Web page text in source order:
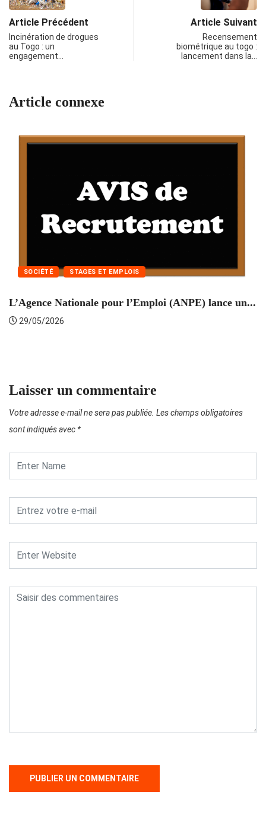
Article Précédent
Incinération de drogues
au Togo : un
engagement…
Article Suivant
Recensement
biométrique au togo :
lancement dans la…
Article connexe
SOCIÉTÉ STAGES ET EMPLOIS
L’Agence Nationale pour l’Emploi (ANPE) lance un...
29/05/2026
Laisser un commentaire
Votre adresse e-mail ne sera pas publiée. Les champs obligatoires
sont indiqués avec *